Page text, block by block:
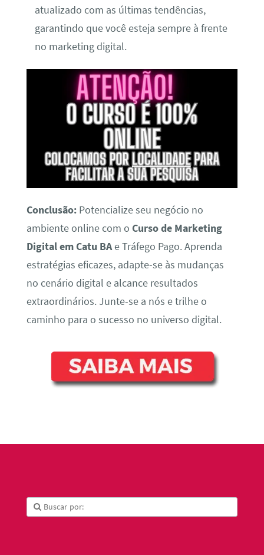
atualizado com as últimas tendências,
garantindo que você esteja sempre à frente
no marketing digital.
Conclusão:Potencialize seu negócio no
ambiente online com o Curso de Marketing
Digital em Catu BAe Tráfego Pago. Aprenda
estratégias eficazes, adapte-se às mudanças
no cenário digital e alcance resultados
extraordinários. Junte-se a nós e trilhe o
caminho para o sucesso no universo digital.